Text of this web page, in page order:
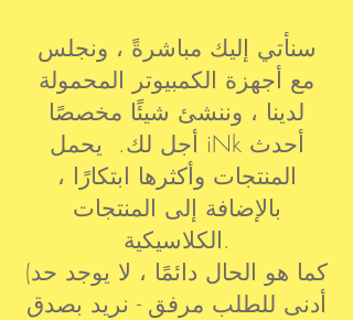
سنأتي إليك مباشرةً ، ونجلس
مع أجهزة الكمبيوتر المحمولة
لدينا ، وننشئ شيئًا مخصصًا
أجل لك. يحمل iNk أحدث
المنتجات وأكثرها ابتكارًا ،
بالإضافة إلى المنتجات
الكلاسيكية.
(كما هو الحال دائمًا ، لا يوجد حد
أدنى للطلب مرفق - نريد بصدق